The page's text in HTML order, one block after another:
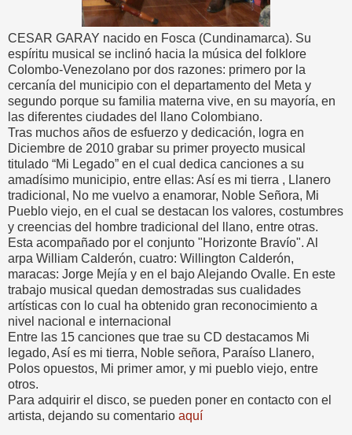
CESAR GARAY nacido en Fosca (Cundinamarca). Su
espíritu musical se inclinó hacia la música del folklore
Colombo-Venezolano por dos razones: primero por la
cercanía del municipio con el departamento del Meta y
segundo porque su familia materna vive, en su mayoría, en
las diferentes ciudades del llano Colombiano.
Tras muchos años de esfuerzo y dedicación, logra en
Diciembre de 2010 grabar su primer proyecto musical
titulado “Mi Legado” en el cual dedica canciones a su
amadísimo municipio, entre ellas: Así es mi tierra , Llanero
tradicional, No me vuelvo a enamorar, Noble Señora, Mi
Pueblo viejo, en el cual se destacan los valores, costumbres
y creencias del hombre tradicional del llano, entre otras.
Esta acompañado por el conjunto "Horizonte Bravío". Al
arpa William Calderón, cuatro: Willington Calderón,
maracas: Jorge Mejía y en el bajo Alejando Ovalle. En este
trabajo musical quedan demostradas sus cualidades
artísticas con lo cual ha obtenido gran reconocimiento a
nivel nacional e internacional
Entre las 15 canciones que trae su CD destacamos Mi
legado, Así es mi tierra, Noble señora, Paraíso Llanero,
Polos opuestos, Mi primer amor, y mi pueblo viejo, entre
otros.
Para adquirir el disco, se pueden poner en contacto con el
artista, dejando su comentario aquí